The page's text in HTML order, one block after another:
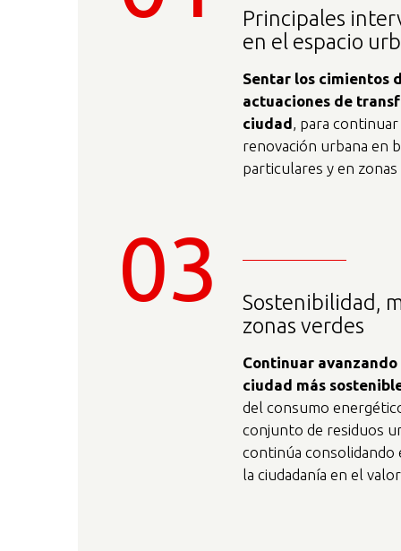
Principales
en el espacio
Sentar los cimientos
actuaciones de
ciudad , para
renovación urbana en
particulares y en
03
Sostenibilidad,
zonas verdes
Continuar
ciudad más
del consumo
conjunto de residuos
continúa consolidando
la ciudadanía en el